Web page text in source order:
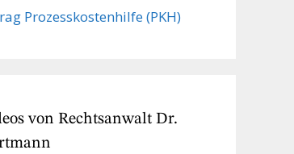
Prozesskostenhilfe (PKH)
von Rechtsanwalt Dr.